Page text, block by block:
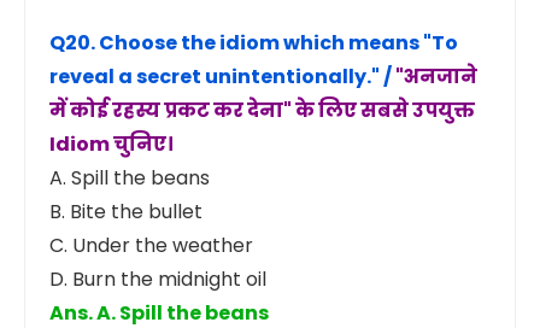
Q20. Choose the idiom which means"To
reveal a secret unintentionally."/"अनजाने
में कोई रहस्य प्रकट कर देना" के लिए सबसे उपयुक्त
Idiom चुनिए।
A. Spill the beans
B. Bite the bullet
C. Under the weather
D. Burn the midnight oil
Ans. A. Spill the beans